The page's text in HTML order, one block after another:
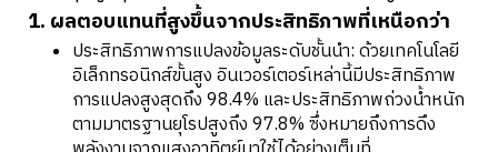
1. ผลตอบแทนที่สูงขึ้นจากประสิทธิภาพที่เหนือกว่า
ประสิทธิภาพการแปลงข้อมูลระดับชั้นนำ: ด้วยเทคโนโลยี
อิเล็กทรอนิกส์ขั้นสูง อินเวอร์เตอร์เหล่านี้มีประสิทธิภาพ
การแปลงสูงสุดถึง 98.4% และประสิทธิภาพถ่วงน้ำหนัก
ตามมาตรฐานยุโรปสูงถึง 97.8% ซึ่งหมายถึงการดึง